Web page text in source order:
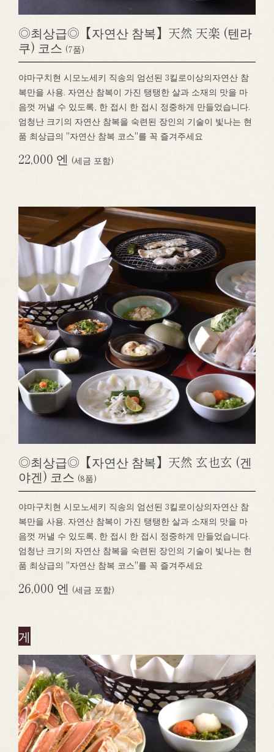
◎최상급◎【자연산 참복】天然 天楽 (텐라
쿠) 코스 (7품)
야마구치현 시모노세키 직송의 엄선된 3킬로이상의자연산 참
복만을 사용. 자연산 참복이 가진 탱탱한 살과 소재의 맛을 마
음껏 꺼낼 수 있도록, 한 접시 한 접시 정중하게 만들었습니다.
엄청난 크기의 자연산 참복을 숙련된 장인의 기술이 빛나는 현
품 최상급의 "자연산 참복 코스"를 꼭 즐겨주세요
22,000 엔 (세금 포함)
◎최상급◎【자연산 참복】天然 玄也玄 (겐
야겐) 코스 (8품)
야마구치현 시모노세키 직송의 엄선된 3킬로이상의자연산 참
복만을 사용. 자연산 참복이 가진 탱탱한 살과 소재의 맛을 마
음껏 꺼낼 수 있도록, 한 접시 한 접시 정중하게 만들었습니다.
엄청난 크기의 자연산 참복을 숙련된 장인의 기술이 빛나는 현
품 최상급의 "자연산 참복 코스"를 꼭 즐겨주세요
26,000 엔 (세금 포함)
게